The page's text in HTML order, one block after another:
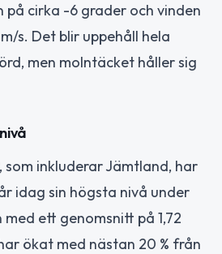
på cirka -6 grader och vinden
s. Det blir uppehåll hela
men molntäcket håller sig
som inkluderar Jämtland, har
idag sin högsta nivå under
ett genomsnitt på 1,72
ökat med nästan 20 % från